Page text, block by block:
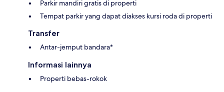
Parkir mandiri gratis di properti
Tempat parkir yang dapat diakses kursi roda di properti
Transfer
Antar-jemput bandara*
Informasi lainnya
Properti bebas-rokok